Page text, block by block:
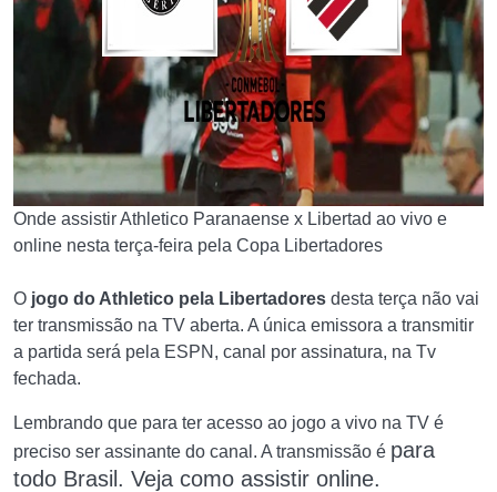
Onde assistir Athletico Paranaense x Libertad ao vivo e
online nesta terça-feira pela Copa Libertadores
O jogo do Athletico pela Libertadores desta terça não vai
ter transmissão na TV aberta. A única emissora a transmitir
a partida será pela ESPN, canal por assinatura, na Tv
fechada.
Lembrando que para ter acesso ao jogo a vivo na TV é
preciso ser assinante do canal. A transmissão é para
todo Brasil. Veja como assistir online.